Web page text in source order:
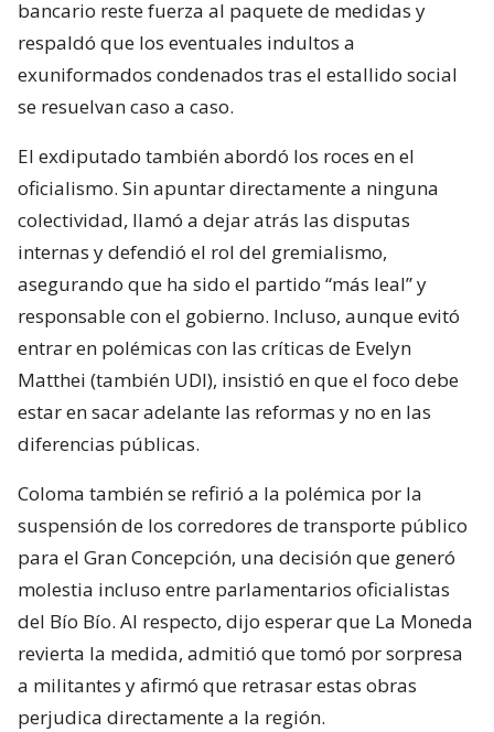
bancario reste fuerza al paquete de medidas y
respaldó que los eventuales indultos a
exuniformados condenados tras el estallido social
se resuelvan caso a caso.
El exdiputado también abordó los roces en el
oficialismo. Sin apuntar directamente a ninguna
colectividad, llamó a dejar atrás las disputas
internas y defendió el rol del gremialismo,
asegurando que ha sido el partido “más leal” y
responsable con el gobierno. Incluso, aunque evitó
entrar en polémicas con las críticas de Evelyn
Matthei (también UDI), insistió en que el foco debe
estar en sacar adelante las reformas y no en las
diferencias públicas.
Coloma también se refirió a la polémica por la
suspensión de los corredores de transporte público
para el Gran Concepción, una decisión que generó
molestia incluso entre parlamentarios oficialistas
del Bío Bío. Al respecto, dijo esperar que La Moneda
revierta la medida, admitió que tomó por sorpresa
a militantes y afirmó que retrasar estas obras
perjudica directamente a la región.